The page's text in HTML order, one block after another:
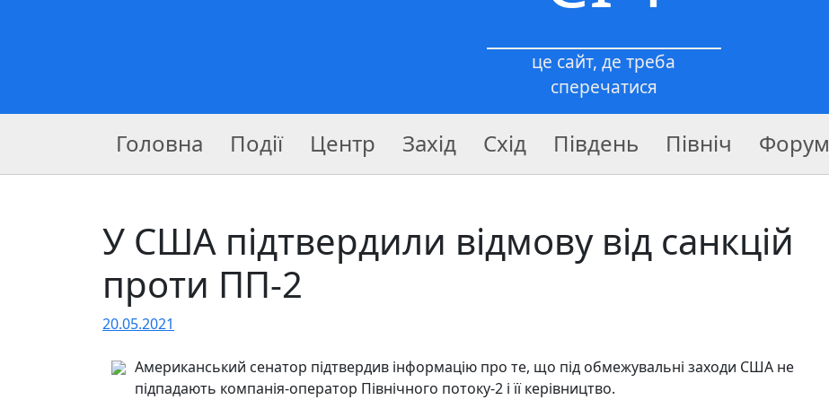
це сайт, де треба
сперечатися
Головна Події Центр Захід Схід Південь Північ Форум
У США підтвердили відмову від санкцій
проти ПП-2
20.05.2021
Американський сенатор підтвердив інформацію про те, що під обмежувальні заходи США не
підпадають компанія-оператор Північного потоку-2 і її керівництво.